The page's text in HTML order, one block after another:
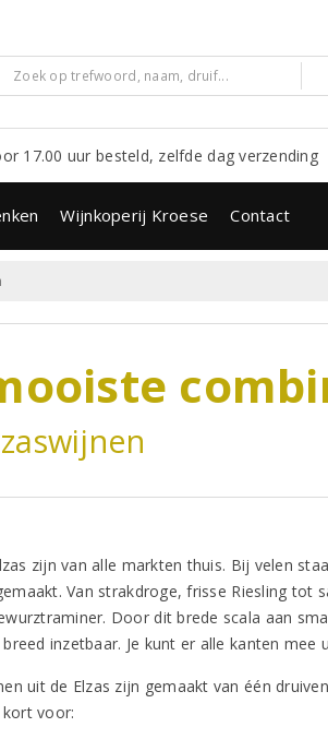
17.00 uur besteld, zelfde dag verzending
Wijnkoperij Kroese Contact
zijn van alle markten thuis. Bij velen
Van strakdroge, frisse Riesling
Door dit brede scala aan
inzetbaar. Je kunt er alle kanten mee
uit de Elzas zijn gemaakt van één
kort voor: